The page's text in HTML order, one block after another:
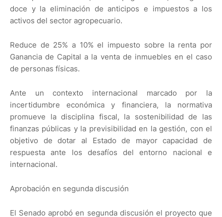
doce y la eliminación de anticipos e impuestos a los
activos del sector agropecuario.
Reduce de 25% a 10% el impuesto sobre la renta por
Ganancia de Capital a la venta de inmuebles en el caso
de personas físicas.
Ante un contexto internacional marcado por la
incertidumbre económica y financiera, la normativa
promueve la disciplina fiscal, la sostenibilidad de las
finanzas públicas y la previsibilidad en la gestión, con el
objetivo de dotar al Estado de mayor capacidad de
respuesta ante los desafíos del entorno nacional e
internacional.
Aprobación en segunda discusión
El Senado aprobó en segunda discusión el proyecto que